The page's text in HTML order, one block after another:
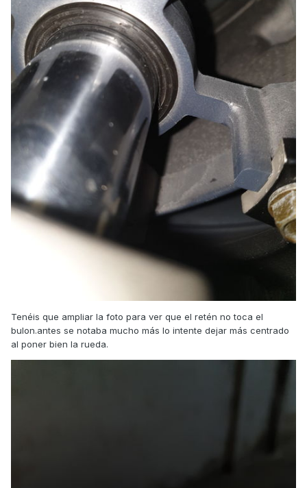
Tenéis que ampliar la foto para ver que el retén no toca el
bulon.antes se notaba mucho más lo intente dejar más centrado
al poner bien la rueda.